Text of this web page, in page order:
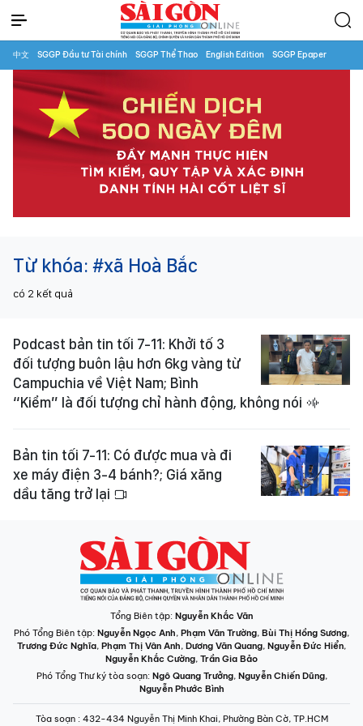
中文 SGGP Đầu tư Tài chính SGGP Thể Thao English Edition SGGP Epaper
Từ khóa: #xã Hoà Bắc
có 2 kết quả
Podcast bản tin tối 7-11: Khởi tố 3
đối tượng buôn lậu hơn 6kg vàng từ
Campuchia về Việt Nam; Bình
“Kiểm” là đối tượng chỉ hành động, không nói
Bản tin tối 7-11: Có được mua và đi
xe máy điện 3-4 bánh?; Giá xăng
dầu tăng trở lại
Tổng Biên tập: Nguyễn Khắc Văn
Phó Tổng Biên tập: Nguyễn Ngọc Anh, Phạm Văn Trường, Bùi Thị Hồng Sương,
Trương Đức Nghĩa, Phạm Thị Vân Anh, Dương Văn Quang, Nguyễn Đức Hiển,
Nguyễn Khắc Cường, Trần Gia Bảo
Phó Tổng Thư ký tòa soạn: Ngô Quang Trưởng, Nguyễn Chiến Dũng,
Nguyễn Phước Bình
Tòa soạn : 432-434 Nguyễn Thị Minh Khai, Phường Bàn Cờ, TP.HCM